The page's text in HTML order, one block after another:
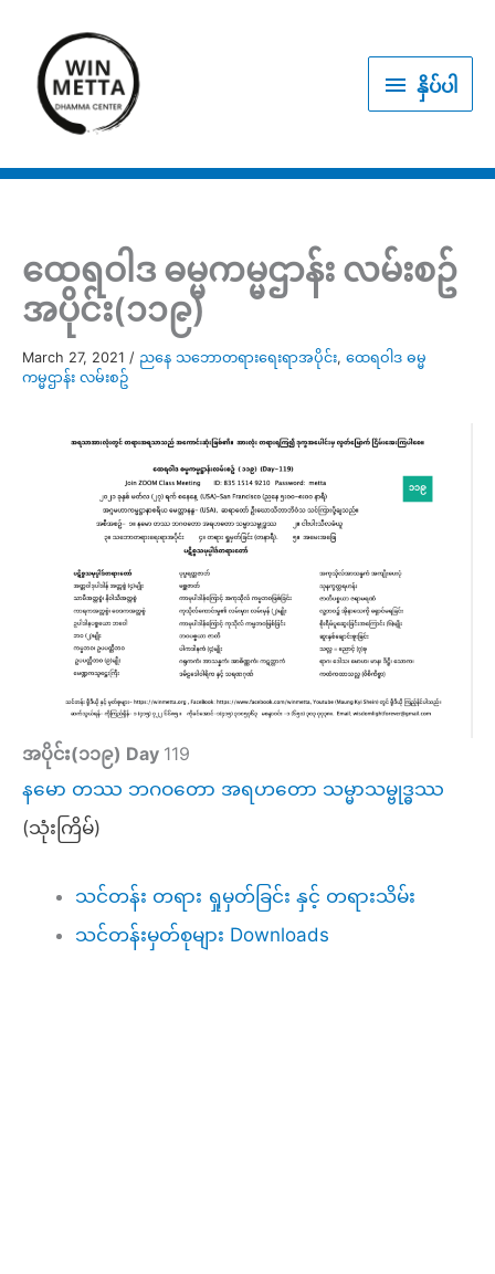
content
နှိပ် နှိပ်ပါ
ထေရဝါဒ ဓမ္မကမ္မဌာန်း လမ်းစဥ်
အပိုင်း(၁၁၉)
March 27, 2021 / ညနေ သဘောတရားရေးရာအပိုင်း, ထေရဝါဒ ဓမ္မ
ကမ္မဌာန်း လမ်းစဥ်
အပိုင်း(၁၁၉) Day 119
နမော တဿ ဘဂဝတော အရဟတော သမ္မာသမ္ဗုဒ္ဓဿ
(သုံးကြိမ်)
သင်တန်း တရား ရှုမှတ်ခြင်း နှင့် တရားသိမ်း
သင်တန်းမှတ်စုများ Downloads